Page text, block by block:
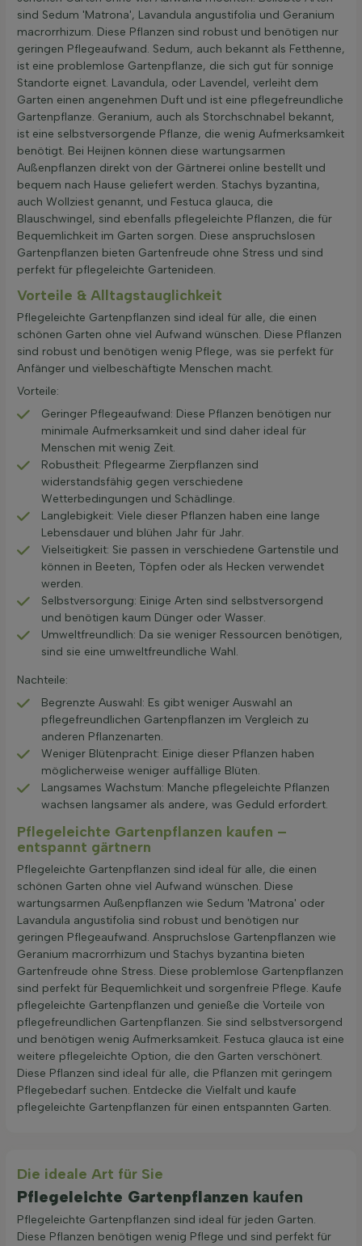
sind Sedum 'Matrona', Lavandula angustifolia und Geranium
macrorrhizum. Diese Pflanzen sind robust und benötigen nur
geringen Pflegeaufwand. Sedum, auch bekannt als Fetthenne,
ist eine problemlose Gartenpflanze, die sich gut für sonnige
Standorte eignet. Lavandula, oder Lavendel, verleiht dem
Garten einen angenehmen Duft und ist eine pflegefreundliche
Gartenpflanze. Geranium, auch als Storchschnabel bekannt,
ist eine selbstversorgende Pflanze, die wenig Aufmerksamkeit
benötigt. Bei Heijnen können diese wartungsarmen
Außenpflanzen direkt von der Gärtnerei online bestellt und
bequem nach Hause geliefert werden. Stachys byzantina,
auch Wollziest genannt, und Festuca glauca, die
Blauschwingel, sind ebenfalls pflegeleichte Pflanzen, die für
Bequemlichkeit im Garten sorgen. Diese anspruchslosen
Gartenpflanzen bieten Gartenfreude ohne Stress und sind
perfekt für pflegeleichte Gartenideen.
Vorteile & Alltagstauglichkeit
Pflegeleichte Gartenpflanzen sind ideal für alle, die einen
schönen Garten ohne viel Aufwand wünschen. Diese Pflanzen
sind robust und benötigen wenig Pflege, was sie perfekt für
Anfänger und vielbeschäftigte Menschen macht.
Vorteile:
Geringer Pflegeaufwand: Diese Pflanzen benötigen nur
minimale Aufmerksamkeit und sind daher ideal für
Menschen mit wenig Zeit.
Robustheit: Pflegearme Zierpflanzen sind
widerstandsfähig gegen verschiedene
Wetterbedingungen und Schädlinge.
Langlebigkeit: Viele dieser Pflanzen haben eine lange
Lebensdauer und blühen Jahr für Jahr.
Vielseitigkeit: Sie passen in verschiedene Gartenstile und
können in Beeten, Töpfen oder als Hecken verwendet
werden.
Selbstversorgung: Einige Arten sind selbstversorgend
und benötigen kaum Dünger oder Wasser.
Umweltfreundlich: Da sie weniger Ressourcen benötigen,
sind sie eine umweltfreundliche Wahl.
Nachteile:
Begrenzte Auswahl: Es gibt weniger Auswahl an
pflegefreundlichen Gartenpflanzen im Vergleich zu
anderen Pflanzenarten.
Weniger Blütenpracht: Einige dieser Pflanzen haben
möglicherweise weniger auffällige Blüten.
Langsames Wachstum: Manche pflegeleichte Pflanzen
wachsen langsamer als andere, was Geduld erfordert.
Pflegeleichte Gartenpflanzen kaufen –
entspannt gärtnern
Pflegeleichte Gartenpflanzen sind ideal für alle, die einen
schönen Garten ohne viel Aufwand wünschen. Diese
wartungsarmen Außenpflanzen wie Sedum 'Matrona' oder
Lavandula angustifolia sind robust und benötigen nur
geringen Pflegeaufwand. Anspruchslose Gartenpflanzen wie
Geranium macrorrhizum und Stachys byzantina bieten
Gartenfreude ohne Stress. Diese problemlose Gartenpflanzen
sind perfekt für Bequemlichkeit und sorgenfreie Pflege. Kaufe
pflegeleichte Gartenpflanzen und genieße die Vorteile von
pflegefreundlichen Gartenpflanzen. Sie sind selbstversorgend
und benötigen wenig Aufmerksamkeit. Festuca glauca ist eine
weitere pflegeleichte Option, die den Garten verschönert.
Diese Pflanzen sind ideal für alle, die Pflanzen mit geringem
Pflegebedarf suchen. Entdecke die Vielfalt und kaufe
pflegeleichte Gartenpflanzen für einen entspannten Garten.
Die ideale Art für Sie
Pflegeleichte Gartenpflanzen kaufen
Pflegeleichte Gartenpflanzen sind ideal für jeden Garten.
Diese Pflanzen benötigen wenig Pflege und sind perfekt für